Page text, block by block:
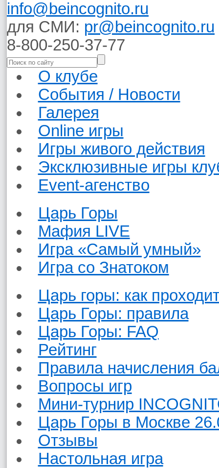
info@beincognito.ru
для СМИ: pr@beincognito.ru
8-800-250-37-77
О клубе
События / Новости
Галерея
Online игры
Игры живого действия
Эксклюзивные игры
Event-агенство
Царь Горы
Мафия LIVE
Игра «Самый умный»
Игра со Знатоком
Царь горы: как
Царь Горы: правила
Царь Горы: FAQ
Рейтинг
Правила начисления
Вопросы игр
Мини-турнир
Царь Горы в Москве
Отзывы
Настольная игра